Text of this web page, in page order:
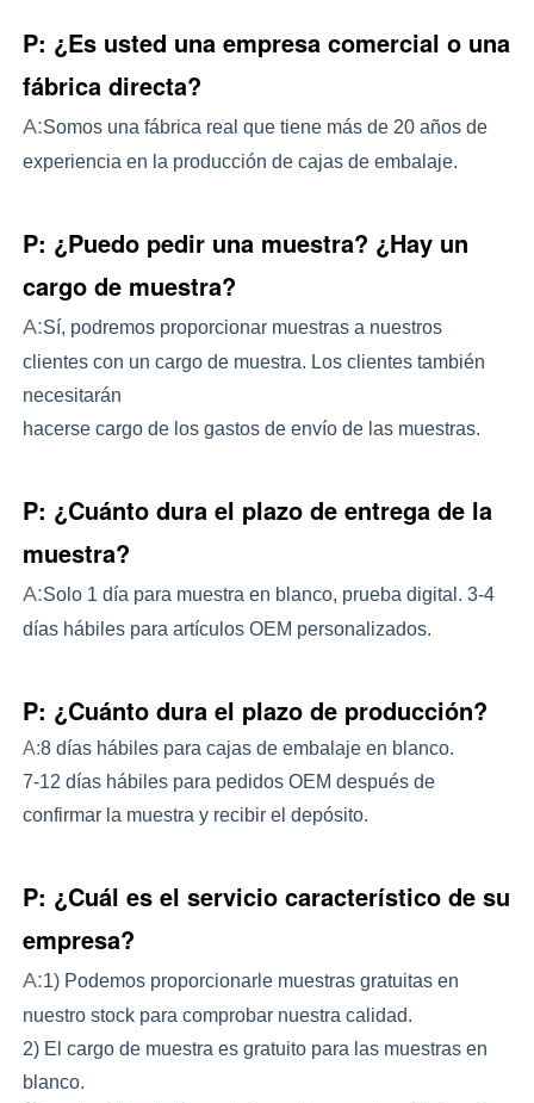
P: ¿Es usted una empresa comercial o una
fábrica directa?
A:Somos una fábrica real que tiene más de 20 años de
experiencia en la producción de cajas de embalaje.
P: ¿Puedo pedir una muestra? ¿Hay un
cargo de muestra?
A:Sí, podremos proporcionar muestras a nuestros
clientes con un cargo de muestra. Los clientes también
necesitarán
hacerse cargo de los gastos de envío de las muestras.
P: ¿Cuánto dura el plazo de entrega de la
muestra?
A:Solo 1 día para muestra en blanco, prueba digital. 3-4
días hábiles para artículos OEM personalizados.
P: ¿Cuánto dura el plazo de producción?
A:8 días hábiles para cajas de embalaje en blanco.
7-12 días hábiles para pedidos OEM después de
confirmar la muestra y recibir el depósito.
P: ¿Cuál es el servicio característico de su
empresa?
A:1) Podemos proporcionarle muestras gratuitas en
nuestro stock para comprobar nuestra calidad.
2) El cargo de muestra es gratuito para las muestras en
blanco.